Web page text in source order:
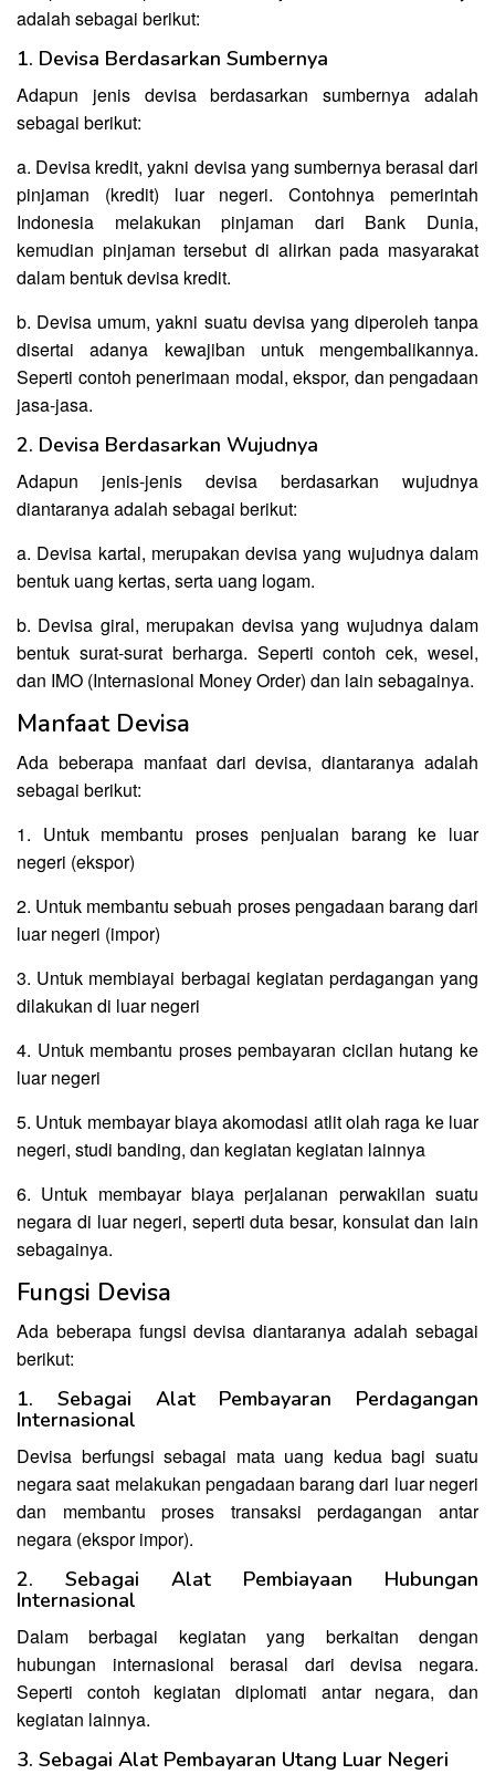
adalah sebagai berikut:
1. Devisa Berdasarkan Sumbernya
Adapun jenis devisa berdasarkan sumbernya adalah
sebagai berikut:
a. Devisa kredit, yakni devisa yang sumbernya berasal dari
pinjaman (kredit) luar negeri. Contohnya pemerintah
Indonesia melakukan pinjaman dari Bank Dunia,
kemudian pinjaman tersebut di alirkan pada masyarakat
dalam bentuk devisa kredit.
b. Devisa umum, yakni suatu devisa yang diperoleh tanpa
disertai adanya kewajiban untuk mengembalikannya.
Seperti contoh penerimaan modal, ekspor, dan pengadaan
jasa-jasa.
2. Devisa Berdasarkan Wujudnya
Adapun jenis-jenis devisa berdasarkan wujudnya
diantaranya adalah sebagai berikut:
a. Devisa kartal, merupakan devisa yang wujudnya dalam
bentuk uang kertas, serta uang logam.
b. Devisa giral, merupakan devisa yang wujudnya dalam
bentuk surat-surat berharga. Seperti contoh cek, wesel,
dan IMO (Internasional Money Order) dan lain sebagainya.
Manfaat Devisa
Ada beberapa manfaat dari devisa, diantaranya adalah
sebagai berikut:
1. Untuk membantu proses penjualan barang ke luar
negeri (ekspor)
2. Untuk membantu sebuah proses pengadaan barang dari
luar negeri (impor)
3. Untuk membiayai berbagai kegiatan perdagangan yang
dilakukan di luar negeri
4. Untuk membantu proses pembayaran cicilan hutang ke
luar negeri
5. Untuk membayar biaya akomodasi atlit olah raga ke luar
negeri, studi banding, dan kegiatan kegiatan lainnya
6. Untuk membayar biaya perjalanan perwakilan suatu
negara di luar negeri, seperti duta besar, konsulat dan lain
sebagainya.
Fungsi Devisa
Ada beberapa fungsi devisa diantaranya adalah sebagai
berikut:
1. Sebagai Alat Pembayaran Perdagangan
Internasional
Devisa berfungsi sebagai mata uang kedua bagi suatu
negara saat melakukan pengadaan barang dari luar negeri
dan membantu proses transaksi perdagangan antar
negara (ekspor impor).
2. Sebagai Alat Pembiayaan Hubungan
Internasional
Dalam berbagai kegiatan yang berkaitan dengan
hubungan internasional berasal dari devisa negara.
Seperti contoh kegiatan diplomati antar negara, dan
kegiatan lainnya.
3. Sebagai Alat Pembayaran Utang Luar Negeri